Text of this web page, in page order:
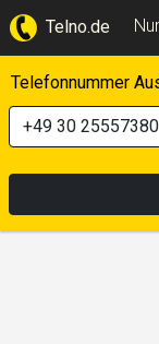
Telno.de
Telefonnummer